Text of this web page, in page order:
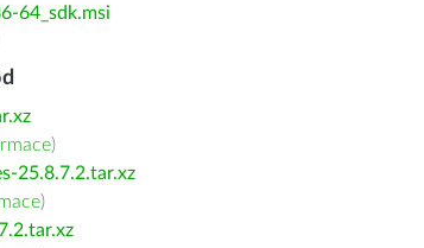
64_sdk.msi
)
25.8.7.2.tar.xz
)